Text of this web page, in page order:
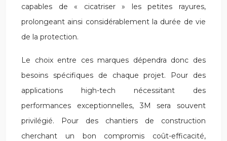
capables de « cicatriser » les petites rayures,
prolongeant ainsi considérablement la durée de vie
de la protection.
Le choix entre ces marques dépendra donc des
besoins spécifiques de chaque projet. Pour des
applications high-tech nécessitant des
performances exceptionnelles, 3M sera souvent
privilégié. Pour des chantiers de construction
cherchant un bon compromis coût-efficacité,